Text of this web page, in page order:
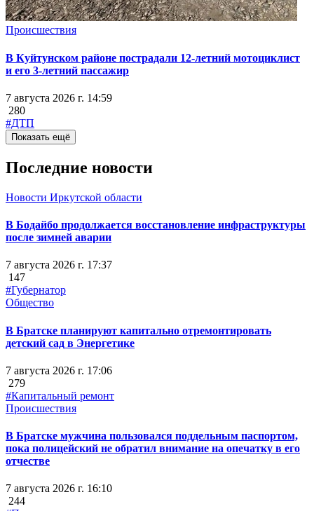
Происшествия
В Куйтунском районе пострадали 12-летний мотоциклист
и его 3-летний пассажир
7 августа 2026 г. 14:59
280
#ДТП
Показать ещё
Последние новости
Новости Иркутской области
В Бодайбо продолжается восстановление инфраструктуры
после зимней аварии
7 августа 2026 г. 17:37
147
#Губернатор
Общество
В Братске планируют капитально отремонтировать
детский сад в Энергетике
7 августа 2026 г. 17:06
279
#Капитальный ремонт
Происшествия
В Братске мужчина пользовался поддельным паспортом,
пока полицейский не обратил внимание на опечатку в его
отчестве
7 августа 2026 г. 16:10
244